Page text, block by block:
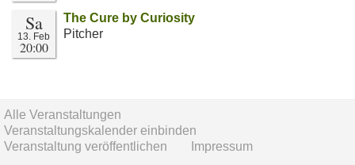
Sa
13. Feb
20:00
The Cure by Curiosity
Pitcher
Alle Veranstaltungen
Veranstaltungskalender einbinden
Veranstaltung veröffentlichen
Impressum